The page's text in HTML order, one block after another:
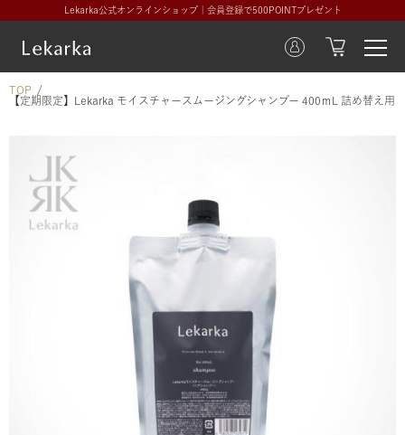
Lekarka公式オンラインショップ｜会員登録で500POINTプレゼント
TOP
【定期限定】Lekarka モイスチャースムージングシャンプー 400ｍL 詰め替え用